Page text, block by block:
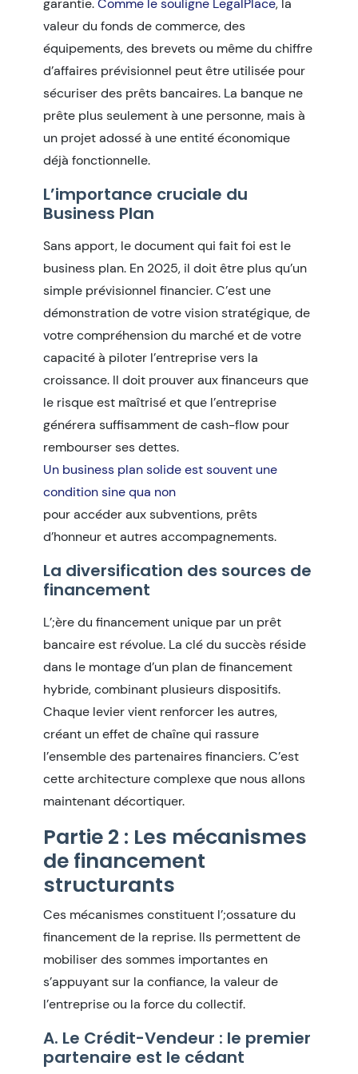
garantie.Comme le souligne LegalPlace, la
valeur du fonds de commerce, des
équipements, des brevets ou même du chiffre
d’affaires prévisionnel peut être utilisée pour
sécuriser des prêts bancaires. La banque ne
prête plus seulement à une personne, mais à
un projet adossé à une entité économique
déjà fonctionnelle.
L’importance cruciale du
Business Plan
Sans apport, le document qui fait foi est le
business plan. En 2025, il doit être plus qu’un
simple prévisionnel financier. C’est une
démonstration de votre vision stratégique, de
votre compréhension du marché et de votre
capacité à piloter l’entreprise vers la
croissance. Il doit prouver aux financeurs que
le risque est maîtrisé et que l’entreprise
générera suffisamment de cash-flow pour
rembourser ses dettes.
Un business plan solide est souvent une
condition sine qua non
pour accéder aux subventions, prêts
d’honneur et autres accompagnements.
La diversification des sources de
financement
L’;ère du financement unique par un prêt
bancaire est révolue. La clé du succès réside
dans le montage d’un plan de financement
hybride, combinant plusieurs dispositifs.
Chaque levier vient renforcer les autres,
créant un effet de chaîne qui rassure
l’ensemble des partenaires financiers. C’est
cette architecture complexe que nous allons
maintenant décortiquer.
Partie 2 : Les mécanismes
de financement
structurants
Ces mécanismes constituent l’;ossature du
financement de la reprise. Ils permettent de
mobiliser des sommes importantes en
s’appuyant sur la confiance, la valeur de
l’entreprise ou la force du collectif.
A. Le Crédit-Vendeur : le premier
partenaire est le cédant